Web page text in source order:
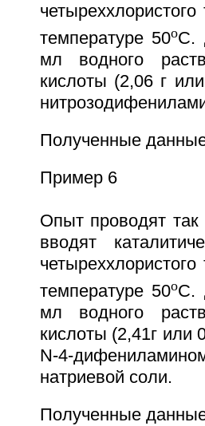
температуре 50oС.
мл водного
кислоты (2,06 г
Полученные
Пример 6
Опыт проводят
вводят
температуре 50oС.
мл водного
кислоты (2,41г или
N-4-
натриевой соли.
Полученные